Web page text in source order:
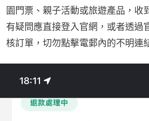
園門票、親子活動或旅遊產品，收
有疑問應直接登入官網，或者透過
核訂單，切勿點擊電郵內的不明連